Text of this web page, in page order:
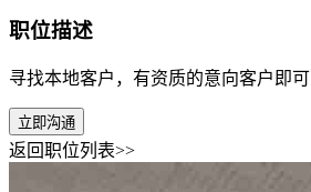
职位描述
寻找本地客户，有资质的意向客户即可
立即沟通
返回职位列表>>